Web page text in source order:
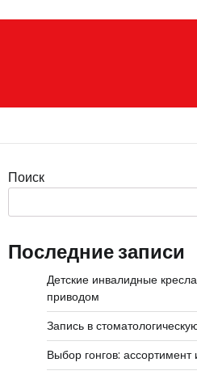
Поиск
Последние записи
Детские инвалидные
приводом
Запись в
Выбор гонгов: ассортимент